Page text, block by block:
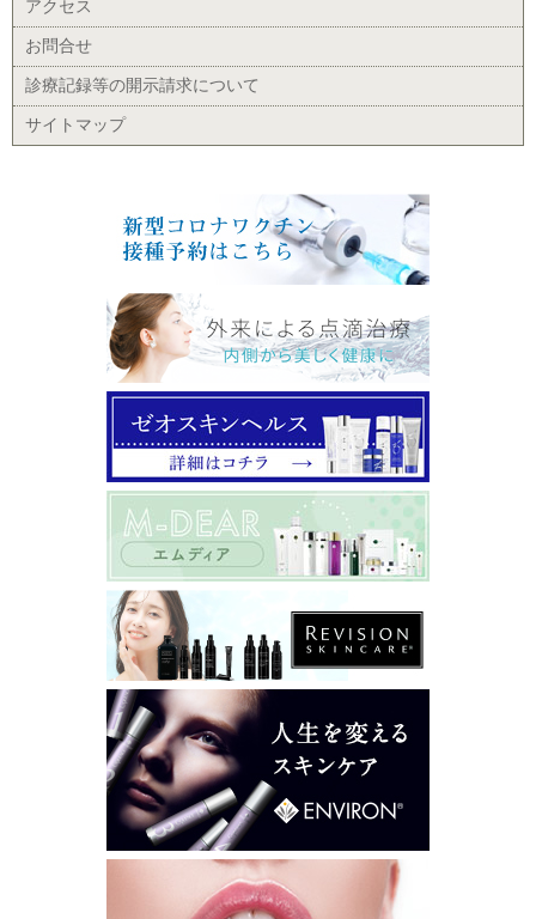
アクセス
お問合せ
診療記録等の開示請求について
サイトマップ